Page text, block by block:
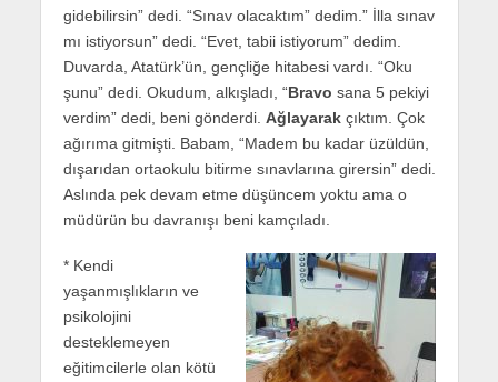
gidebilirsin” dedi. “Sınav olacaktım” dedim.” İlla sınav
mı istiyorsun” dedi. “Evet, tabii istiyorum” dedim.
Duvarda, Atatürk’ün, gençliğe hitabesi vardı. “Oku
şunu” dedi. Okudum, alkışladı, “Bravo sana 5 pekiyi
verdim” dedi, beni gönderdi. Ağlayarakçıktım. Çok
ağırıma gitmişti. Babam, “Madem bu kadar üzüldün,
dışarıdan ortaokulu bitirme sınavlarına girersin” dedi.
Aslında pek devam etme düşüncem yoktu ama o
müdürün bu davranışı beni kamçıladı.
* Kendi
yaşanmışlıkların ve
psikolojini
desteklemeyen
eğitimcilerle olan kötü